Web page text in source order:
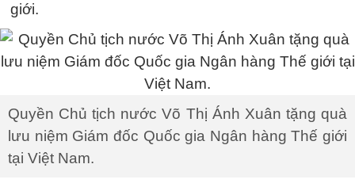
giới.
Quyền Chủ tịch nước Võ Thị Ánh Xuân tặng quà
lưu niệm Giám đốc Quốc gia Ngân hàng Thế giới
tại Việt Nam.